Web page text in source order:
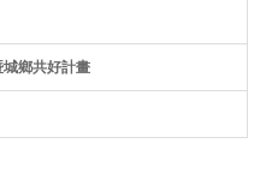
鄉共好計畫